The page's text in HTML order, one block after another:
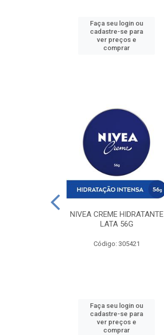
Faça seu login ou
cadastre-se para
ver preços e
comprar
NIVEA CREME HIDRATANTE
LATA 56G
Código: 305421
Faça seu login ou
cadastre-se para
ver preços e
comprar